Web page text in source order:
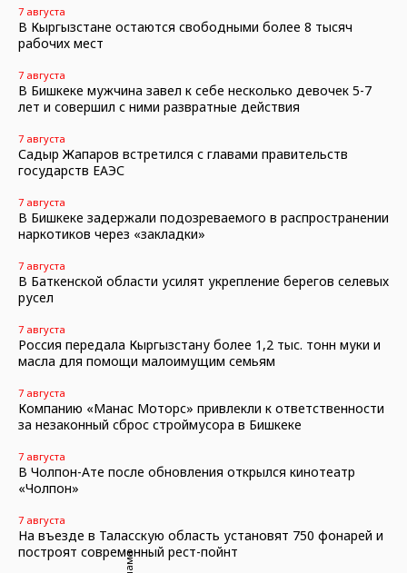
7 августа
В Кыргызстане остаются свободными более 8 тысяч
рабочих мест
7 августа
В Бишкеке мужчина завел к себе несколько девочек 5-7
лет и совершил с ними развратные действия
7 августа
Садыр Жапаров встретился с главами правительств
государств ЕАЭС
7 августа
В Бишкеке задержали подозреваемого в распространении
наркотиков через «закладки»
7 августа
В Баткенской области усилят укрепление берегов селевых
русел
7 августа
Россия передала Кыргызстану более 1,2 тыс. тонн муки и
масла для помощи малоимущим семьям
7 августа
Компанию «Манас Моторс» привлекли к ответственности
за незаконный сброс строймусора в Бишкеке
7 августа
В Чолпон-Ате после обновления открылся кинотеатр
«Чолпон»
7 августа
На въезде в Таласскую область установят 750 фонарей и
построят современный рест-пойнт